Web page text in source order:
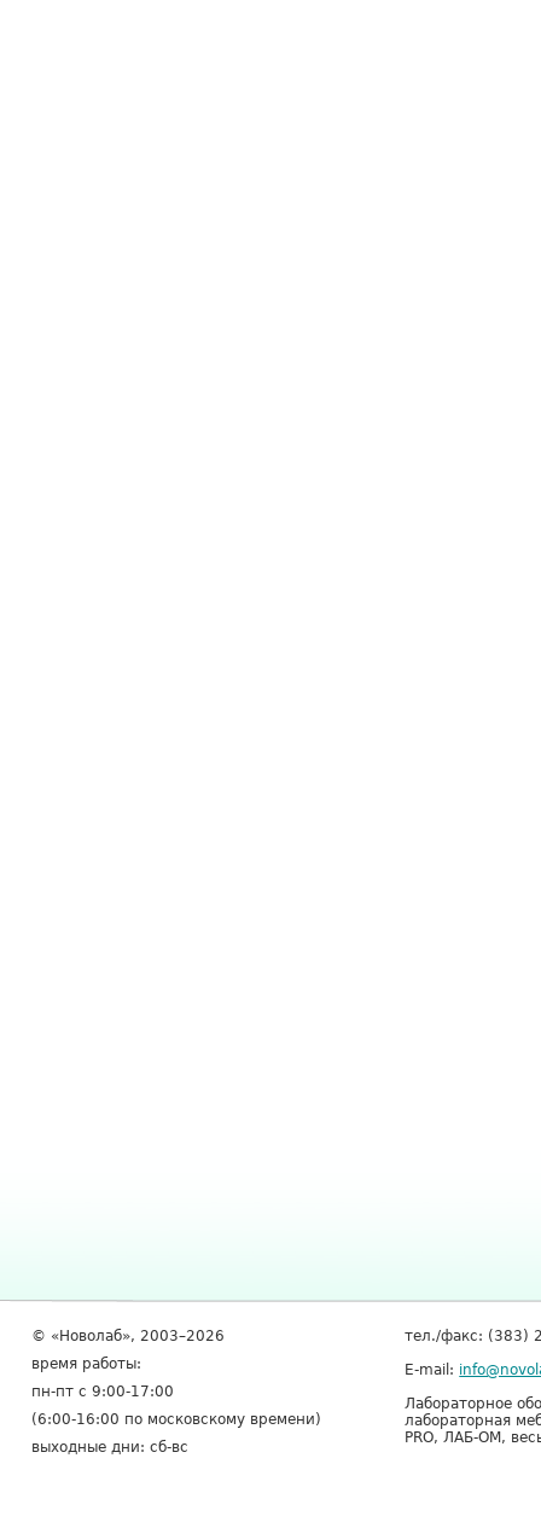
© «Новолаб», 2003–2026
время работы:
пн-пт с 9:00-17:00
(6:00-16:00 по московскому времени)
выходные дни: сб-вс
тел./факс: (383)
E-mail:
Лабораторное
лабораторная
PRO, ЛАБ-ОМ,